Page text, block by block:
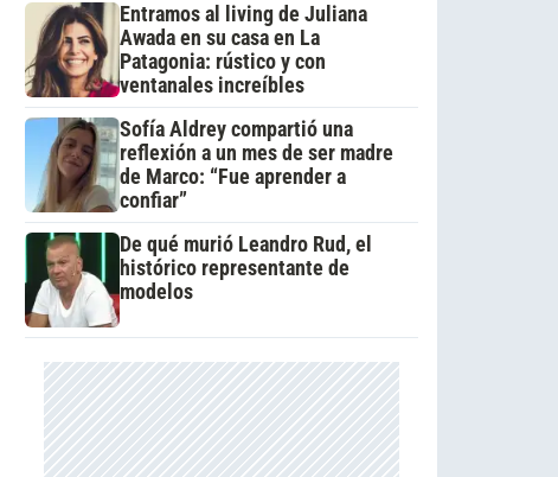
Entramos al living de Juliana
Awada en su casa en La
Patagonia: rústico y con
ventanales increíbles
Sofía Aldrey compartió una
reflexión a un mes de ser madre
de Marco: “Fue aprender a
confiar”
De qué murió Leandro Rud, el
histórico representante de
modelos